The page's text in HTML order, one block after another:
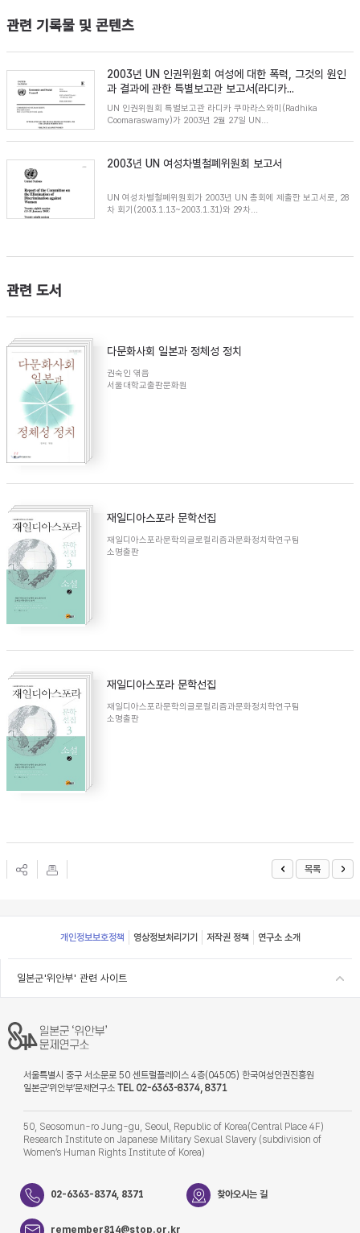
관련 기록물 및 콘텐츠
2003년 UN 인권위원회 여성에 대한 폭력, 그것의 원인
과 결과에 관한 특별보고관 보고서(라디카...
UN 인권위원회 특별보고관 라디카 쿠마라스와미(Radhika
Coomaraswamy)가 2003년 2월 27일 UN...
2003년 UN 여성차별철폐위원회 보고서
UN 여성차별철폐위원회가 2003년 UN 총회에 제출한 보고서로, 28
차 회기(2003.1.13~2003.1.31)와 29차...
관련 도서
다문화사회 일본과 정체성 정치
권숙인 엮음
서울대학교출판문화원
재일디아스포라 문학선집
재일디아스포라문학의글로컬리즘과문화정치학연구팀
소명출판
재일디아스포라 문학선집
재일디아스포라문학의글로컬리즘과문화정치학연구팀
소명출판
목록
Footer
개인정보보호정책 영상정보처리기기 저작권 정책 연구소 소개
일본군'위안부' 관련 사이트
서울특별시 중구 서소문로 50 센트럴플레이스 4층(04505) 한국여성인권진흥원
일본군‘위안부’문제연구소 TEL 02-6363-8374, 8371
50, Seosomun-ro Jung-gu, Seoul, Republic of Korea(Central Place 4F)
Research Institute on Japanese Military Sexual Slavery (subdivision of
Women’s Human Rights Institute of Korea)
02-6363-8374, 8371 찾아오시는 길
remember814@stop.or.kr